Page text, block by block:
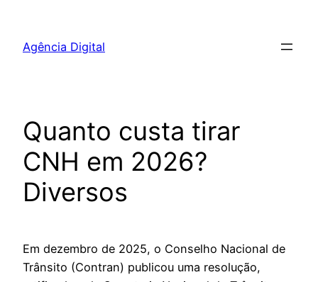
Agência Digital
Quanto custa tirar
CNH em 2026?
Diversos
Em dezembro de 2025, o Conselho Nacional de
Trânsito (Contran) publicou uma resolução,